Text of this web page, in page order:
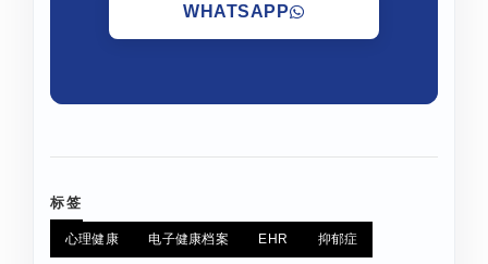
WHATSAPP
标签
心理健康 电子健康档案 EHR 抑郁症